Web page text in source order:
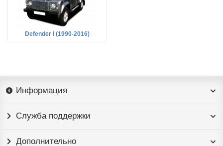
Defender I (1990-2016)
Информация
Служба поддержки
Дополнительно